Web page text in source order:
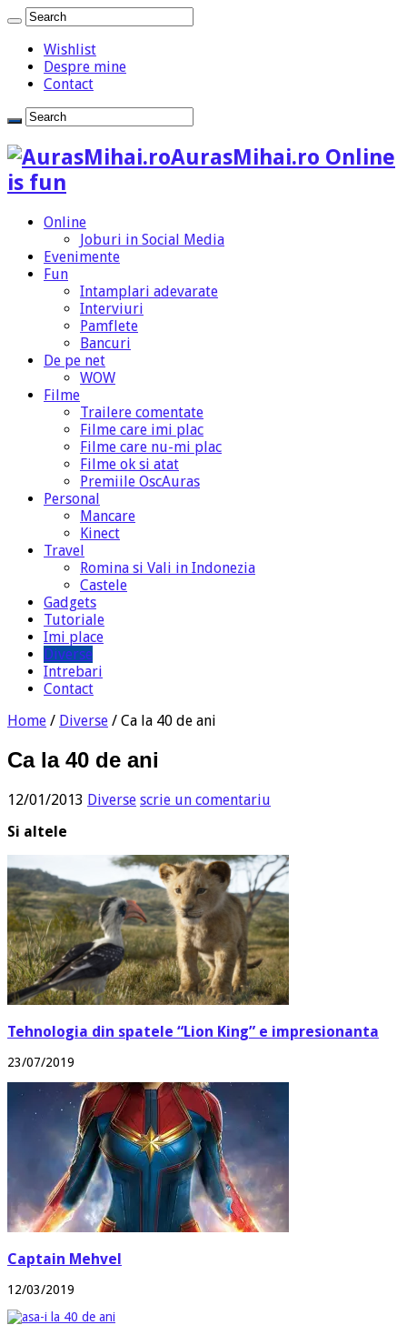
Wishlist
Despre mine
Contact
AurasMihai.ro Online
is fun
Online
Joburi in Social Media
Evenimente
Fun
Intamplari adevarate
Interviuri
Pamflete
Bancuri
De pe net
WOW
Filme
Trailere comentate
Filme care imi plac
Filme care nu-mi plac
Filme ok si atat
Premiile OscAuras
Personal
Mancare
Kinect
Travel
Romina si Vali in Indonezia
Castele
Gadgets
Tutoriale
Imi place
Diverse
Intrebari
Contact
Home / Diverse / Ca la 40 de ani
Ca la 40 de ani
12/01/2013 Diverse scrie un comentariu
Si altele
Tehnologia din spatele “Lion King” e impresionanta
23/07/2019
Captain Mehvel
12/03/2019